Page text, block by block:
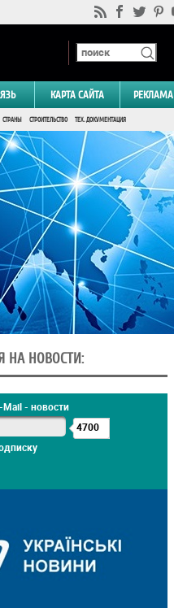
КАРТА САЙТА РЕКЛАМА
СТРАНЫ СТРОИТЕЛЬСТВО ТЕХ. ДОКУМЕНТАЦИЯ
НА НОВОСТИ:
- новости
4700